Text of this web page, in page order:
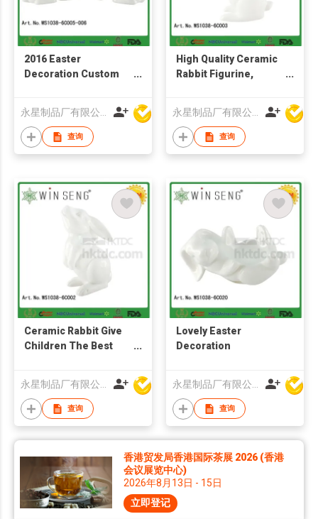
2016 Easter
Decoration Custom
Figurines
查询
High Quality Ceramic
Rabbit Figurine,
查询
Ceramic Rabbit Give
Children The Best
永星制品厂有限公司
查询
Lovely Easter
Decoration
永星制品厂有限公司
查询
香港贸发局香港国际茶展 2026 (香港
会议展览中心)
2026年8月13日 - 15日
立即登记